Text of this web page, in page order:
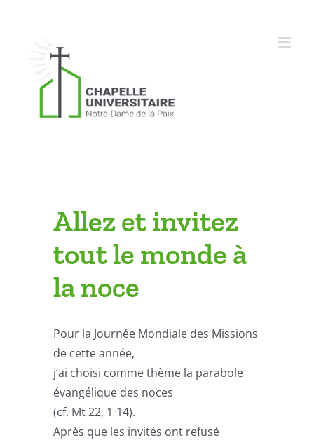
Allez et invitez
tout le monde à
la noce
Pour la Journée Mondiale des Missions
de cette année,
j’ai choisi comme thème la parabole
évangélique des noces
(cf. Mt 22, 1-14).
Après que les invités ont refusé